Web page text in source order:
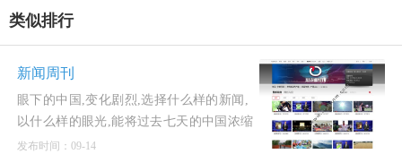
类似排行
新闻周刊
眼下的中国,变化剧烈,选择什么样的新闻,
以什么样的眼光,能将过去七天的中国浓缩
在一本45分钟的电视新闻杂志里,是新闻周
发布时间：09-14